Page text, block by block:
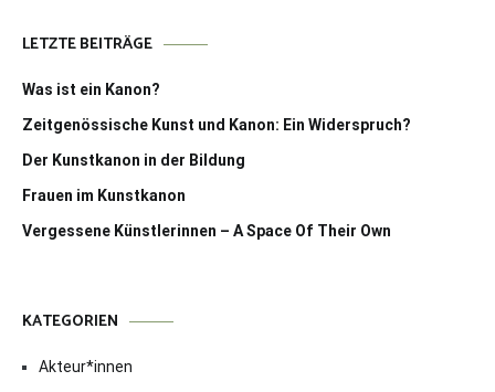
LETZTE BEITRÄGE
Was ist ein Kanon?
Zeitgenössische Kunst und Kanon: Ein Widerspruch?
Der Kunstkanon in der Bildung
Frauen im Kunstkanon
Vergessene Künstlerinnen – A Space Of Their Own
KATEGORIEN
Akteur*innen